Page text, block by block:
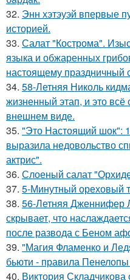
32. Энн хэтэуэй впервые
историей.
33. Салат "Кострома".
языка и обжаренных
настоящему праздничный
34. 58-Летняя Николь
жизненный этап, и это всё
внешнем виде.
35. "Это Настоящий шок":
выразила недовольство
актрис".
36. Слоеный салат
37. 5-Минутный ореховый
38. 56-Летняя Дженнифер
скрывает, что
после развода с Беном
39. "Магия Фламенко и
бьюти - правила Пенелопы
40. Виктория Складчикова